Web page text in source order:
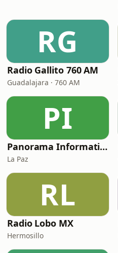
RG
Radio Gallito 760 AM
Guadalajara · 760 AM
PI
Panorama Informativo
La Paz
RL
Radio Lobo MX
Hermosillo